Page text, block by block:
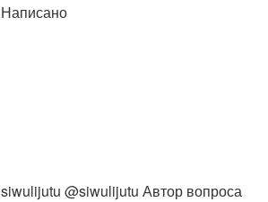
Написано
siwulijutu @siwulijutu Автор вопроса